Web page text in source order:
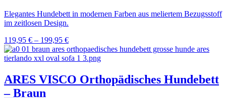
Elegantes Hundebett in modernen Farben aus meliertem Bezugsstoff
im zeitlosen Design.
119,95 € – 199,95 €
ARES VISCO Orthopädisches Hundebett
– Braun